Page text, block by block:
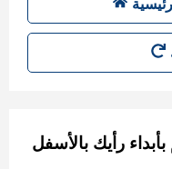
رأيك بالأسفل